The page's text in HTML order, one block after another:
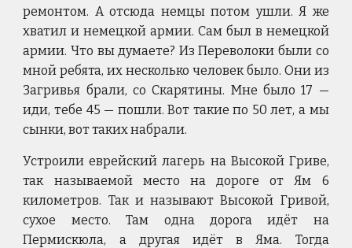
ремонтом. А отсюда немцы потом ушли. Я же
хватил и немецкой армии. Сам был в немецкой
армии. Что вы думаете? Из Переволоки были со
мной ребята, их несколько человек было. Они из
Загривья брали, со Скарятины. Мне было 17 —
иди, тебе 45 — пошли. Вот такие по 50 лет, а мы
сынки, вот таких набрали.
Устроили еврейский лагерь на Высокой Гриве,
так называемой место на дороге от Ям 6
километров. Так и называют Высокой Гривой,
сухое место. Там одна дорога идёт на
Пермискюла, а другая идёт в Яма. Тогда